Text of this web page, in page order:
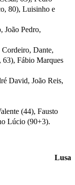
80), Luisinho e
João Pedro,
Dante,
Fábio Marques
David, João Reis,
(44), Fausto
Lúcio (90+3).
Lusa